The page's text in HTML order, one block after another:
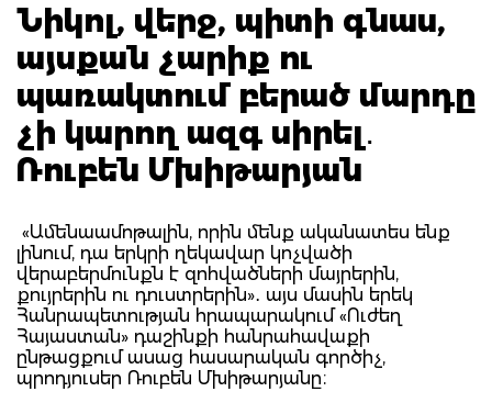
Նիկոլ, վերջ, պիտի գնաս,
այսքան չարիք ու
պառակտում բերած մարդը
չի կարող ազգ սիրել․
Ռուբեն Մխիթարյան
«Ամենաամոթալին, որին մենք ականատես ենք
լինում, դա երկրի ղեկավար կոչվածի
վերաբերմունքն է զոհվածների մայրերին,
քույրերին ու դուստրերին»․ այս մասին երեկ
Հանրապետության հրապարակում «Ուժեղ
Հայաստան» դաշինքի հանրահավաքի
ընթացքում ասաց հասարական գործիչ,
պրոդյուսեր Ռուբեն Մխիթարյանը։